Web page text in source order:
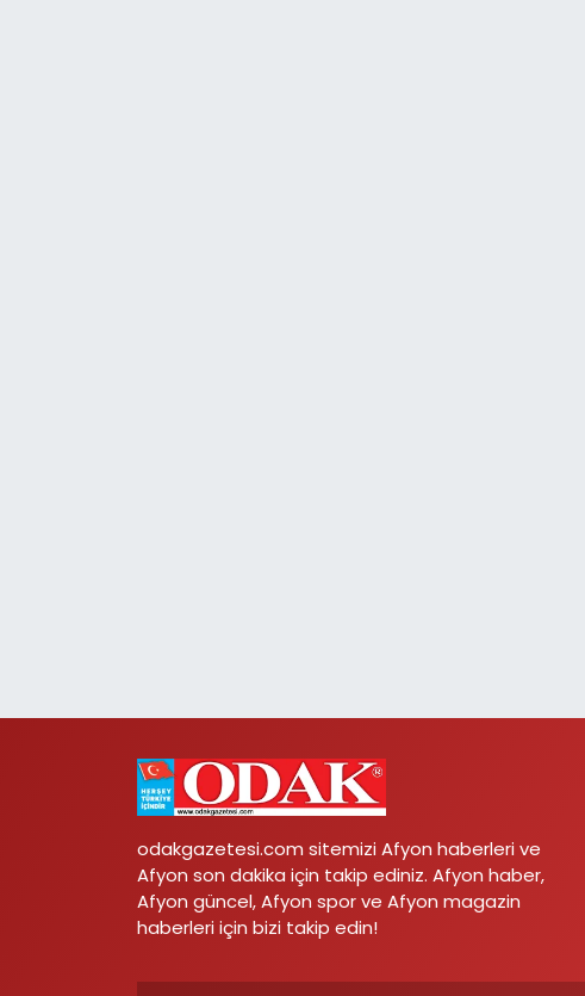
odakgazetesi.com sitemizi Afyon haberleri ve
Afyon son dakika için takip ediniz. Afyon haber,
Afyon güncel, Afyon spor ve Afyon magazin
haberleri için bizi takip edin!